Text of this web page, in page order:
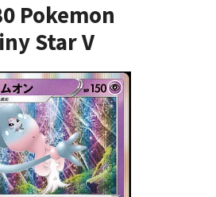
Pokemon
Star V